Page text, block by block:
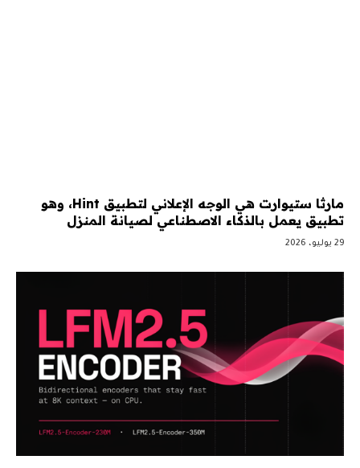
مارثا ستيوارت هي الوجه الإعلاني لتطبيق Hint، وهو
تطبيق يعمل بالذكاء الاصطناعي لصيانة المنزل
29 يوليو، 2026